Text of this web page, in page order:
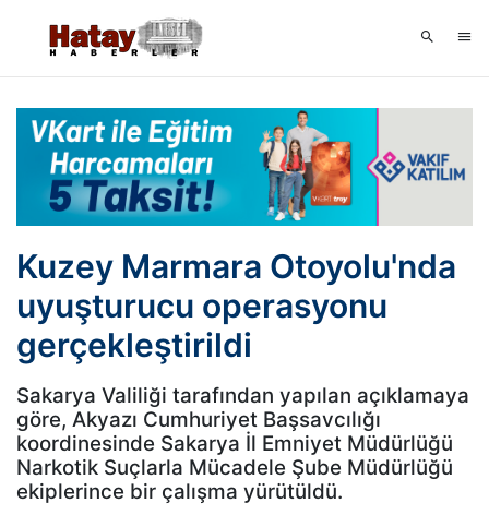
Kuzey Marmara Otoyolu'nda
uyuşturucu operasyonu
gerçekleştirildi
Sakarya Valiliği tarafından yapılan açıklamaya
göre, Akyazı Cumhuriyet Başsavcılığı
koordinesinde Sakarya İl Emniyet Müdürlüğü
Narkotik Suçlarla Mücadele Şube Müdürlüğü
ekiplerince bir çalışma yürütüldü.